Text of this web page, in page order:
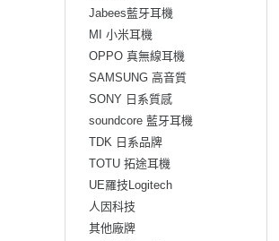
Jabees藍牙耳機
MI 小米耳機
OPPO 真無線耳機
SAMSUNG 高音質
SONY 日系質感
soundcore 藍牙耳機
TDK 日系品牌
TOTU 拓途耳機
UE羅技Logitech
人因科技
其他廠牌